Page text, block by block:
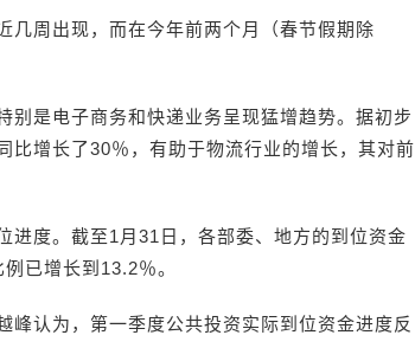
几周出现，而在今年前两个月（春节假期除
别是电子商务和快递业务呈现猛增趋势。据初步
比增长了30％，有助于物流行业的增长，其对前
进度。截至1月31日，各部委、地方的到位资金
已增长到13.2％。
峰认为，第一季度公共投资实际到位资金进度反